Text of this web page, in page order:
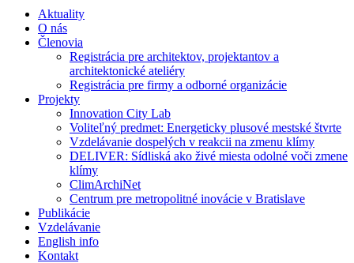
Aktuality
O nás
Členovia
Registrácia pre architektov, projektantov a
architektonické ateliéry
Registrácia pre firmy a odborné organizácie
Projekty
Innovation City Lab
Voliteľný predmet: Energeticky plusové mestské štvrte
Vzdelávanie dospelých v reakcii na zmenu klímy
DELIVER: Sídliská ako živé miesta odolné voči zmene
klímy
ClimArchiNet
Centrum pre metropolitné inovácie v Bratislave
Publikácie
Vzdelávanie
English info
Kontakt